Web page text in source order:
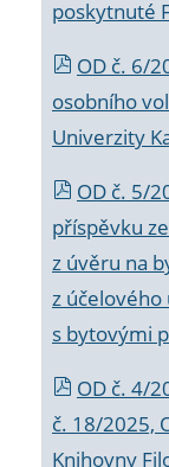
poskytnuté
OD č. 6/
osobního
Univerzity
OD č. 5/
příspěvku
z úvěru na
z
s bytovými
OD č. 4/
č. 18/2025,
Knihovny